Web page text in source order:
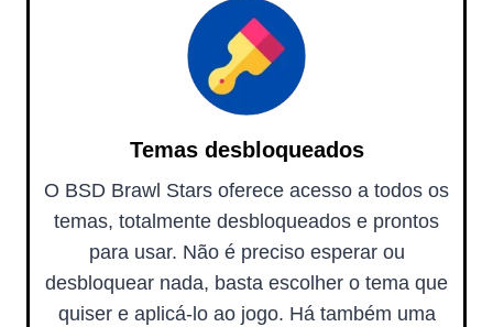
Temas desbloqueados
O BSD Brawl Stars oferece acesso a todos os
temas, totalmente desbloqueados e prontos
para usar. Não é preciso esperar ou
desbloquear nada, basta escolher o tema que
quiser e aplicá-lo ao jogo. Há também uma